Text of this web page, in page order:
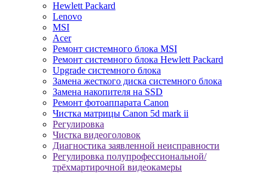
Hewlett Packard
Lenovo
MSI
Acer
Ремонт системного блока MSI
Ремонт системного блока Hewlett Packard
Upgrade системного блока
Замена жесткого диска системного блока
Замена накопителя на SSD
Ремонт фотоаппарата Canon
Чистка матрицы Canon 5d mark ii
Регулировка
Чистка видеоголовок
Диагностика заявленной неисправности
Регулировка полупрофессиональной/
трёхмартирочной видеокамеры